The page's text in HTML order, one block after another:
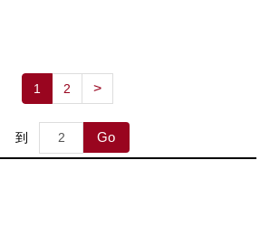
1 2 >
到 Go